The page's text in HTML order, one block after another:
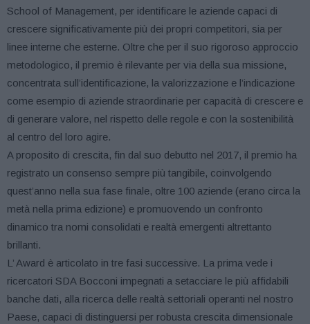
School of Management, per identificare le aziende capaci di
crescere significativamente più dei propri competitori, sia per
linee interne che esterne. Oltre che per il suo rigoroso approccio
metodologico, il premio è rilevante per via della sua missione,
concentrata sull’identificazione, la valorizzazione e l’indicazione
come esempio di aziende straordinarie per capacità di crescere e
di generare valore, nel rispetto delle regole e con la sostenibilità
al centro del loro agire.
A proposito di crescita, fin dal suo debutto nel 2017, il premio ha
registrato un consenso sempre più tangibile, coinvolgendo
quest’anno nella sua fase finale, oltre 100 aziende (erano circa la
metà nella prima edizione) e promuovendo un confronto
dinamico tra nomi consolidati e realtà emergenti altrettanto
brillanti.
L’ Award è articolato in tre fasi successive. La prima vede i
ricercatori SDA Bocconi impegnati a setacciare le più affidabili
banche dati, alla ricerca delle realtà settoriali operanti nel nostro
Paese, capaci di distinguersi per robusta crescita dimensionale